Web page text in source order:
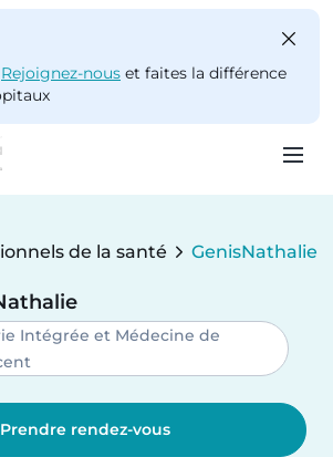
Rejoignez-nous et faites la différence
de la santé GenisNathalie
Intégrée et Médecine de
Prendre rendez-vous